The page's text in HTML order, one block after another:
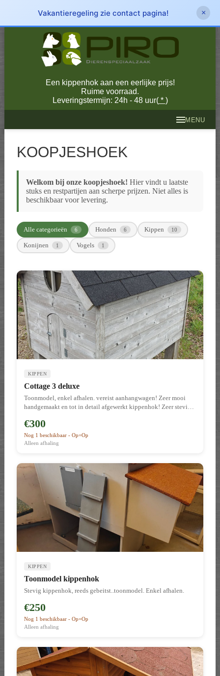
Vakantieregeling zie contact pagina! ×
Een kippenhok aan een eerlijke prijs!
Ruime voorraad.
Leveringstermijn: 24h - 48 uur(* )
MENU
KOOPJESHOEK
Welkom bij onze koopjeshoek! Hier vindt u laatste
stuks en restpartijen aan scherpe prijzen. Niet alles is
beschikbaar voor levering.
Alle categorieën 6 Honden 6 Kippen 10
Konijnen 1 Vogels 1
KIPPEN
Cottage 3 deluxe
Toonmodel, enkel afhalen. vereist aanhangwagen! Zeer mooi
handgemaakt en tot in detail afgewerkt kippenhok! Zeer stevige
Planchetdikte: 22mm. Dikte poten: 90x90mm. Zeer stevig en
duurzaam hok. Houtsoort: RND, reeds behandeld. Plexiglas
venster. Roofing shingles dakbedekking. Voorzien van een extra
€300
Nog 1 beschikbaar - Op=Op
Alleen afhaling
KIPPEN
Toonmodel kippenhok
Stevig kippenhok, reeds gebeitst..toonmodel. Enkel afhalen.
€250
Nog 1 beschikbaar - Op=Op
Alleen afhaling